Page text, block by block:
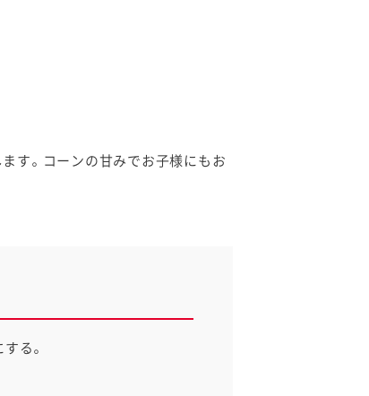
す。コーンの甘みでお子様にもお
る。